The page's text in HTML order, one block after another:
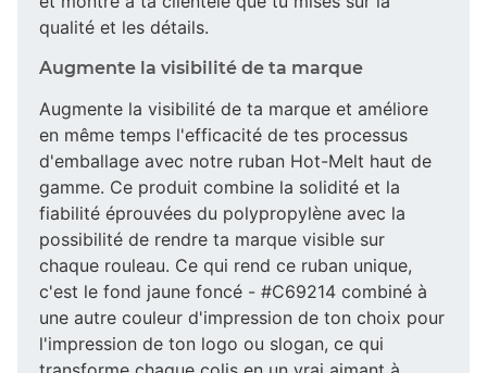
qualité et les détails.
Augmente la visibilité de ta marque
Augmente la visibilité de ta marque et améliore
en même temps l'efficacité de tes processus
d'emballage avec notre ruban Hot-Melt haut de
gamme. Ce produit combine la solidité et la
fiabilité éprouvées du polypropylène avec la
possibilité de rendre ta marque visible sur
chaque rouleau. Ce qui rend ce ruban unique,
c'est le fond jaune foncé - #C69214 combiné à
une autre couleur d'impression de ton choix pour
l'impression de ton logo ou slogan, ce qui